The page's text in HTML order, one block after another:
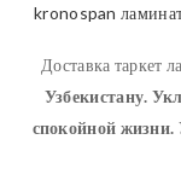
Доставка таркет
Узбекистану.
спокойной жизни.